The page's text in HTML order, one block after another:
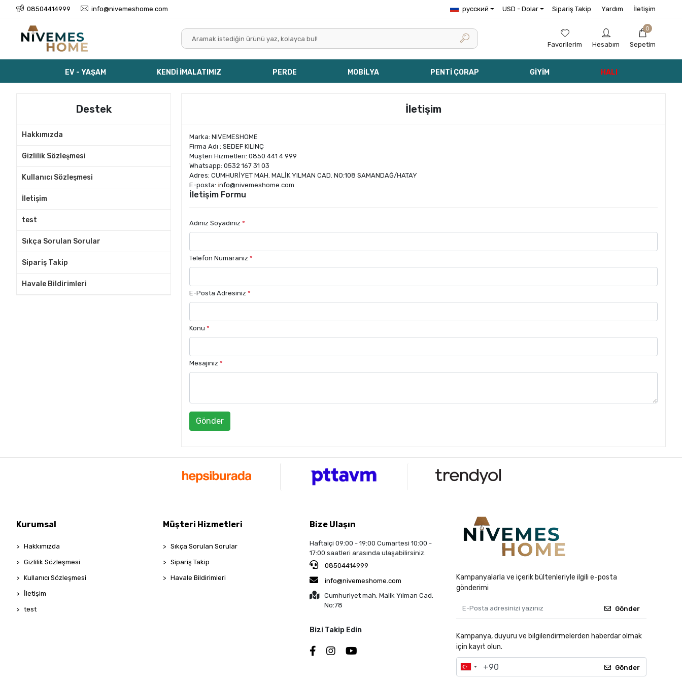
08504414999 info@nivemeshome.com русский USD - Dolar Sipariş Takip Yardım İletişim
Favorilerim Hesabım
0
Sepetim
EV - YAŞAM KENDİ İMALATIMIZ PERDE MOBİLYA PENTİ ÇORAP GİYİM HALI
Destek
Hakkımızda
Gizlilik Sözleşmesi
Kullanıcı Sözleşmesi
İletişim
test
Sıkça Sorulan Sorular
Sipariş Takip
Havale Bildirimleri
İletişim
Marka: NIVEMESHOME
Firma Adı : SEDEF KILINÇ
Müşteri Hizmetleri: 0850 441 4 999
Whatsapp: 0532 167 31 03
Adres: CUMHURİYET MAH. MALİK YILMAN CAD. NO:108 SAMANDAĞ/HATAY
E-posta: info@nivemeshome.com
İletişim Formu
Adınız Soyadınız *
Telefon Numaranız *
E-Posta Adresiniz *
Konu *
Mesajınız *
Gönder
Kurumsal
Hakkımızda
Gizlilik Sözleşmesi
Kullanıcı Sözleşmesi
İletişim
test
Müşteri Hizmetleri
Sıkça Sorulan Sorular
Sipariş Takip
Havale Bildirimleri
Bize Ulaşın
Haftaiçi 09:00 - 19:00 Cumartesi 10:00 -
17:00 saatleri arasında ulaşabilirsiniz.
08504414999
info@nivemeshome.com
Cumhuriyet mah. Malik Yılman Cad.
No:78
Bizi Takip Edin
Kampanyalarla ve içerik bültenleriyle ilgili e-posta
gönderimi
Gönder
Kampanya, duyuru ve bilgilendirmelerden haberdar olmak
için kayıt olun.
Gönder